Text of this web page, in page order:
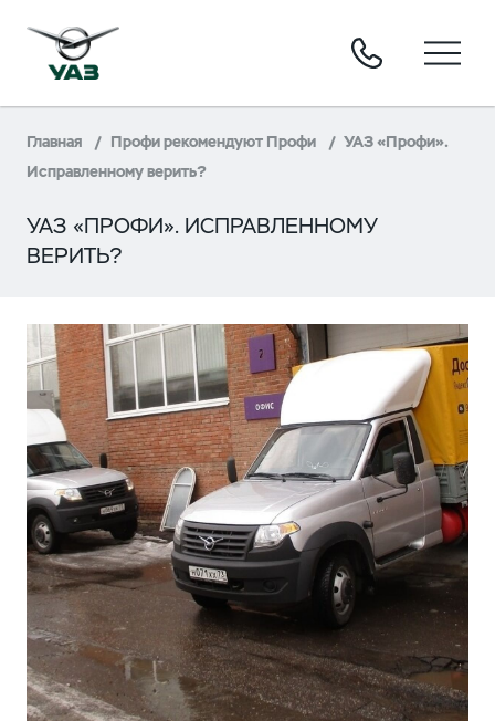
Главная Профи рекомендуют Профи
УАЗ «Профи».
Исправленному верить?
УАЗ «ПРОФИ». ИСПРАВЛЕННОМУ
ВЕРИТЬ?